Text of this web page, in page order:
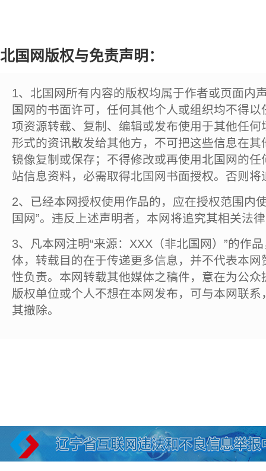
北国网版权与免责声明：
1、北国网所有内容的版权均属于作者或页面内
国网的书面许可，任何其他个人或组织均不得
项资源转载、复制、编辑或发布使用于其他任
形式的资讯散发给其他方，不可把这些信息在
镜像复制或保存；不得修改或再使用北国网的
站信息资料，必需取得北国网书面授权。否则将
2、已经本网授权使用作品的，应在授权范围内
国网”。违反上述声明者，本网将追究其相关法
3、凡本网注明“来源：XXX（非北国网）”的作
体，转载目的在于传递更多信息，并不代表本
性负责。本网转载其他媒体之稿件，意在为公
版权单位或个人不想在本网发布，可与本网联
其撤除。